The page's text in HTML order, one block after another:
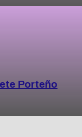
Porteño